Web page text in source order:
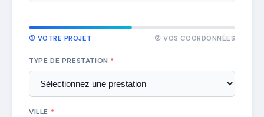
① VOTRE PROJET ② VOS COORDONNÉES
TYPE DE PRESTATION *
VILLE *